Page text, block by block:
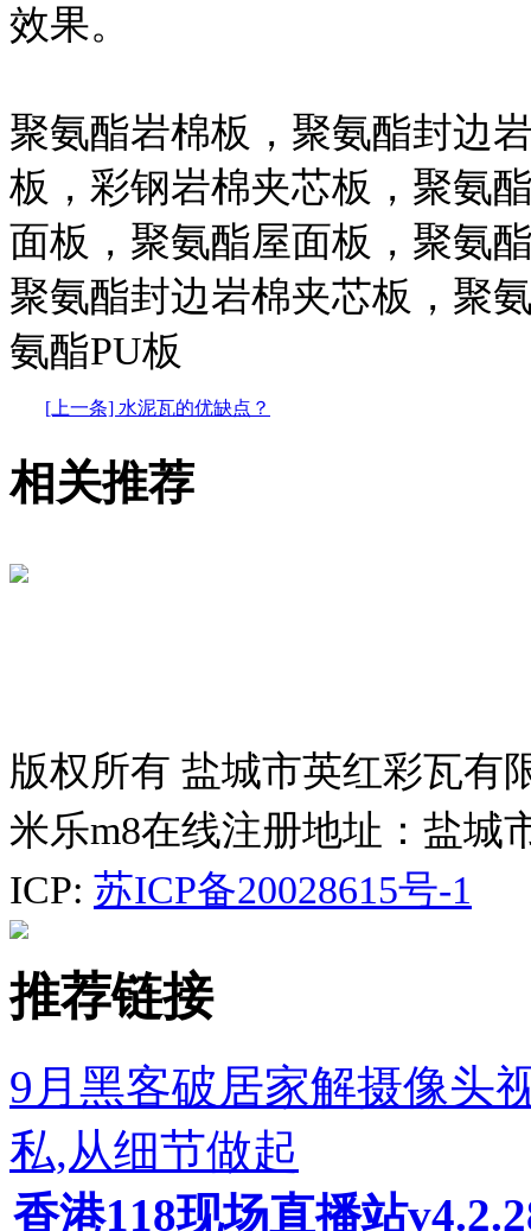
效果。
聚氨酯岩棉板，聚氨酯封边
板，彩钢岩棉夹芯板，聚氨
面板，聚氨酯屋面板，聚氨
聚氨酯封边岩棉夹芯板，聚
氨酯PU板
[上一条] 水泥瓦的优缺点？
相关推荐
版权所有 盐城市英红彩瓦有
米乐m8在线注册地址：盐城
ICP: 苏ICP备20028615号-1
推荐链接
9月黑客破居家解摄像头
私,从细节做起
香港118现场直播站